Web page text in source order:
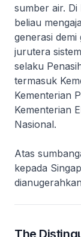
sumber air. Di
beliau
generasi
jurutera
selaku
termasuk
Kementerian
Kementerian
Nasional.
Atas
kepada
The